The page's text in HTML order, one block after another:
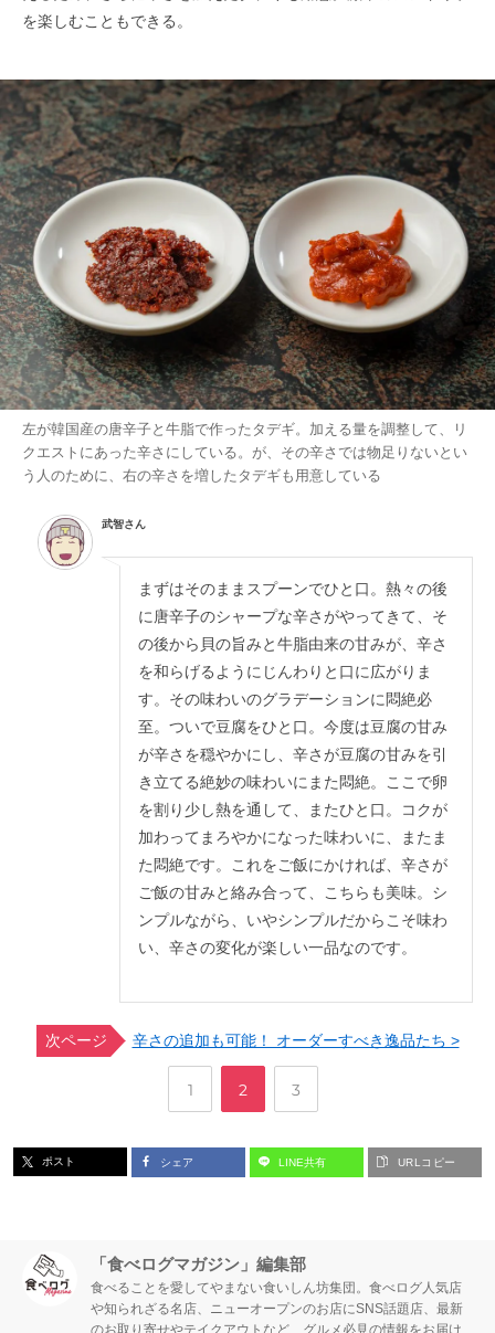
を楽しむこともできる。
左が韓国産の唐辛子と牛脂で作ったタデギ。加える量を調整して、リ
クエストにあった辛さにしている。が、その辛さでは物足りないとい
う人のために、右の辛さを増したタデギも用意している
武智さん
まずはそのままスプーンでひと口。熱々の後
に唐辛子のシャープな辛さがやってきて、そ
の後から貝の旨みと牛脂由来の甘みが、辛さ
を和らげるようにじんわりと口に広がりま
す。その味わいのグラデーションに悶絶必
至。ついで豆腐をひと口。今度は豆腐の甘み
が辛さを穏やかにし、辛さが豆腐の甘みを引
き立てる絶妙の味わいにまた悶絶。ここで卵
を割り少し熱を通して、またひと口。コクが
加わってまろやかになった味わいに、またま
た悶絶です。これをご飯にかければ、辛さが
ご飯の甘みと絡み合って、こちらも美味。シ
ンプルながら、いやシンプルだからこそ味わ
い、辛さの変化が楽しい一品なのです。
次ページ 辛さの追加も可能！ オーダーすべき逸品たち >
ペ
ジ
1
,
ペ
ジ
2
,
ペ
ジ
3
ポスト シェア LINE共有 URLコピー
「食べログマガジン」編集部
食べることを愛してやまない食いしん坊集団。食べログ人気店
や知られざる名店、ニューオープンのお店にSNS話題店、最新
のお取り寄せやテイクアウトなど、グルメ必見の情報をお届け